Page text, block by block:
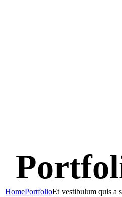
HomePortfolioEt vestibulum quis a